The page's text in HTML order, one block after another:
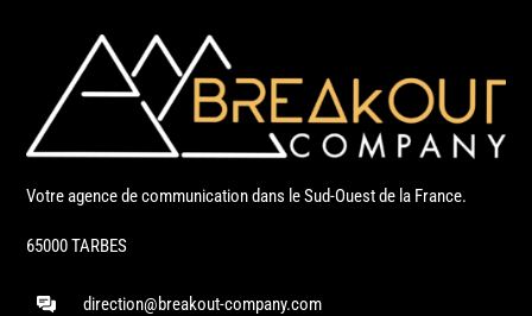
Votre agence de communication dans le Sud-Ouest de la France.
65000 TARBES
direction@breakout-company.com